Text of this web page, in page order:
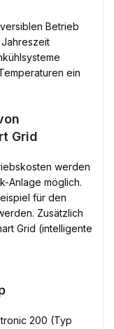
Betrieb
ein
Grid
werden
Anlage möglich.
für den
Zusätzlich
Grid (intelligente
200 (Typ